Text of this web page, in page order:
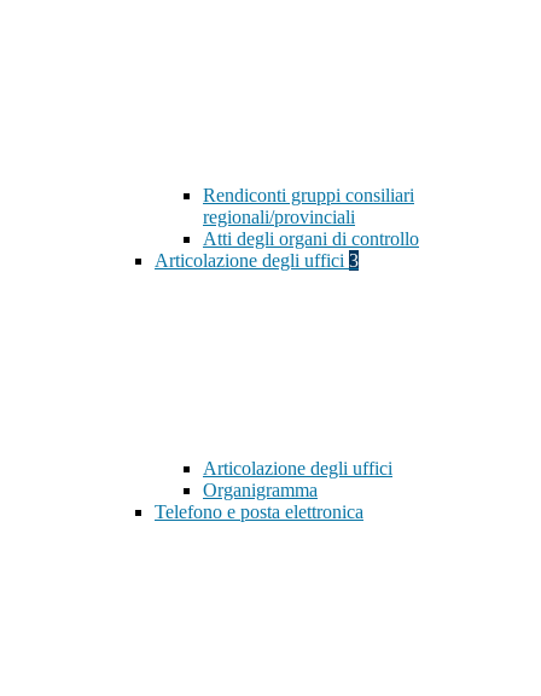
Rendiconti gruppi consiliari
regionali/provinciali
Atti degli organi di controllo
Articolazione degli uffici 3
Articolazione degli uffici
Organigramma
Telefono e posta elettronica